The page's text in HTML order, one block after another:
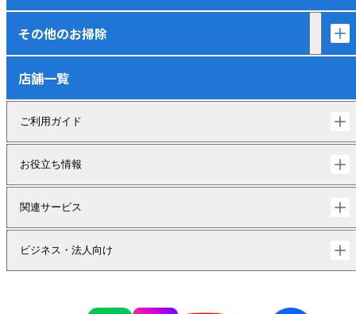
その他のお掃除
店舗一覧
ご利用ガイド
お役立ち情報
関連サービス
ビジネス・法人向け